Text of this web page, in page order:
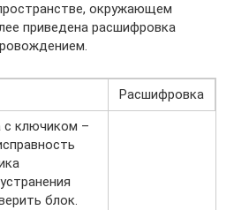
окружающем
приведена расшифровка
Расшифровка
с ключиком –
блок.